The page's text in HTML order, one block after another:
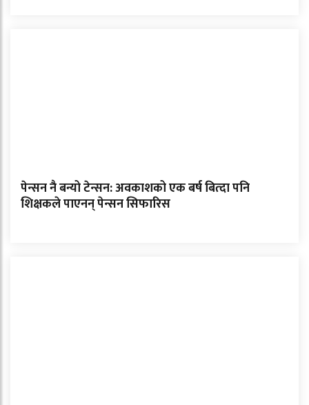
पेन्सन नै बन्यो टेन्सन: अवकाशको एक बर्ष बित्दा पनि
शिक्षकले पाएनन् पेन्सन सिफारिस